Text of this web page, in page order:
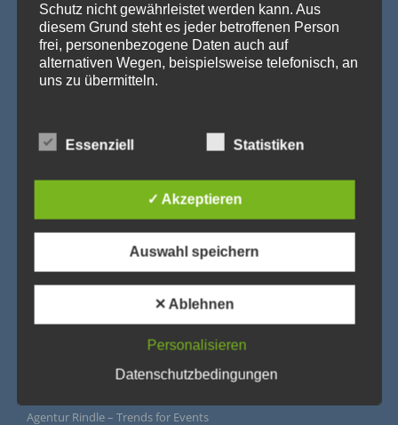
Agentur Rindle – Trends for Events
Schutz nicht gewährleistet werden kann. Aus
diesem Grund steht es jeder betroffenen Person
frei, personenbezogene Daten auch auf
alternativen Wegen, beispielsweise telefonisch, an
uns zu übermitteln.
Die Datenschutzerklärung beruht auf den Begrifflichkeiten, die
für die Öffentlichkeit als auch für unsere Kunden und
Wir verwenden in dieser Datenschutzerklärung
unter anderem die folgenden Begriffe:
a) personenbezogene Daten
natürliche Person (im Folgenden „betroffene Person")
Essenziell Statistiken
✓ Akzeptieren
Auswahl speichern
✕ Ablehnen
Personalisieren
Datenschutzbedingungen